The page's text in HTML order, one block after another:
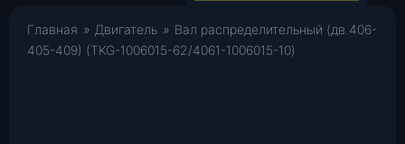
Главная » Двигатель » Вал распределительный (дв.406-
405-409) (TKG-1006015-62/4061-1006015-10)